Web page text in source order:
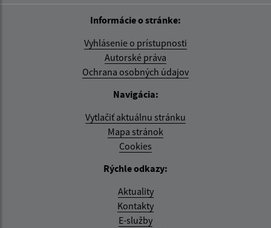
Informácie o stránke:
Vyhlásenie o prístupnosti
Autorské práva
Ochrana osobných údajov
Navigácia:
Vytlačiť aktuálnu stránku
Mapa stránok
Cookies
Rýchle odkazy:
Aktuality
Kontakty
E-služby